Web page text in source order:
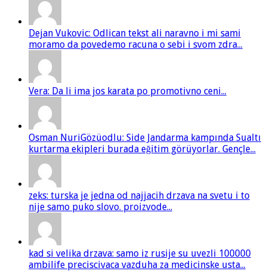
Dejan Vukovic: Odlican tekst ali naravno i mi sami
moramo da povedemo racuna o sebi i svom zdra...
Vera: Da li ima jos karata po promotivno ceni...
Osman NuriGözüodlu: Side Jandarma kampında Sualtı
kurtarma ekipleri burada eğitim görüyorlar. Gençle...
zeks: turska je jedna od najjacih drzava na svetu i to
nije samo puko slovo. proizvode...
kad si velika drzava: samo iz rusije su uvezli 100000
ambilife preciscivaca vazduha za medicinske usta...